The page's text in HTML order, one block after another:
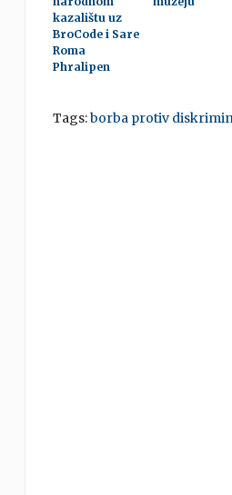
kazalištu uz
BroCode i Sare
Roma
Phralipen
Tags:borba protiv